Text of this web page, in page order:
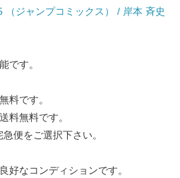
（ジャンプコミックス） / 岸本 斉史
です。
料です。
料無料です。
便をご選択下さい。
好なコンディションです。